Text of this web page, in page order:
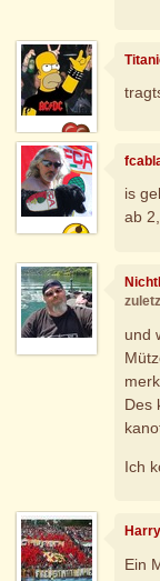
is
ab
und
Des
Ich
Ein